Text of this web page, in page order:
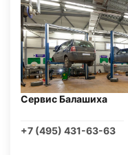
Сервис Балашиха
+7 (495) 431-63-63